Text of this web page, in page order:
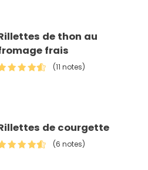
de thon au
frais
(11 notes)
de courgette
(6 notes)